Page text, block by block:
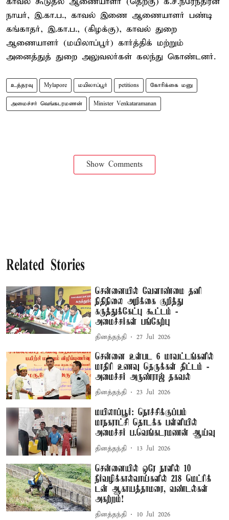
நாயர், இ.கா.ப., காவல் இணை ஆணையாளர் பண்டி
கங்காதர், இ.கா.ப., (கிழக்கு), காவல் துறை
ஆணையாளர் (மயிலாப்பூர்) கார்த்திக் மற்றும்
அனைத்துத் துறை அலுவலர்கள் கலந்து கொண்டனர்.
உத்தரவு Mylapore மயிலாப்பூர் petitions கோரிக்கை மனு
அமைச்சர் வெங்கடரமணன் Minister Venkataramanan
Show Comments
Related Stories
சென்னையில் வேளாண்மை தனி
நிதிநிலை அறிக்கை குறித்து
கருத்துக்கேட்பு கூட்டம் -
அமைச்சர்கள் பங்கேற்பு
தினத்தந்தி 27 Jul 2026
சென்னை உள்பட 6 மாவட்டங்களில்
மாதிரி உணவு தெருக்கள் திட்டம் -
அமைச்சர் அருண்ராஜ் தகவல்
தினத்தந்தி 23 Jul 2026
மயிலாப்பூர்: நொச்சிக்குப்பம்
மாநகராட்சி தொடக்க பள்ளியில்
அமைச்சர் ப.வெங்கடரமணன் ஆய்வு
தினத்தந்தி 13 Jul 2026
சென்னையில் ஒரே நாளில் 10
நீர்வழிக்கால்வாய்களில் 218 மெட்ரிக்
டன் ஆகாயத்தாமரை, வண்டல்கள்
அகற்றம்!
தினத்தந்தி 10 Jul 2026